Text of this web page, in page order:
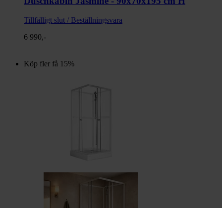
Tillfälligt slut / Beställningsvara
6 990,-
Köp fler få 15%